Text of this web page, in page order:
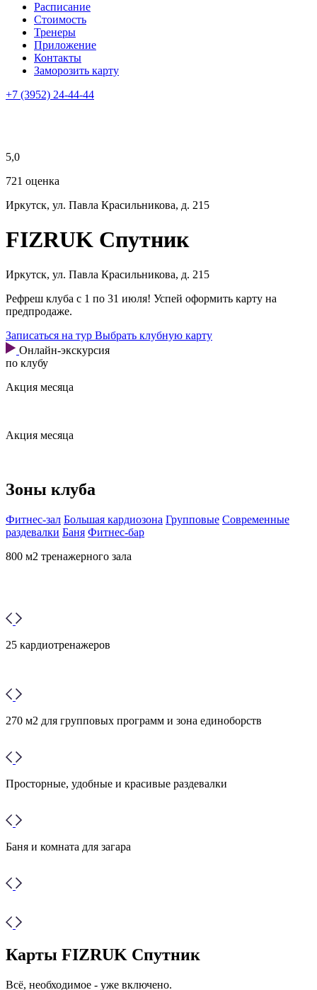
Расписание
Стоимость
Тренеры
Приложение
Контакты
Заморозить карту
+7 (3952) 24-44-44
5,0
721 оценка
Иркутск, ул. Павла Красильникова, д. 215
FIZRUK Спутник
Иркутск, ул. Павла Красильникова, д. 215
Рефреш клуба с 1 по 31 июля! Успей оформить карту на
предпродаже.
Записаться на тур Выбрать клубную карту
Онлайн-экскурсия
по клубу
Акция месяца
Акция месяца
Зоны клуба
Фитнес-зал Большая кардиозона Групповые Современные
раздевалки Баня Фитнес-бар
800 м2 тренажерного зала
25 кардиотренажеров
270 м2 для групповых программ и зона единоборств
Просторные, удобные и красивые раздевалки
Баня и комната для загара
Карты FIZRUK Спутник
Всё, необходимое - уже включено.